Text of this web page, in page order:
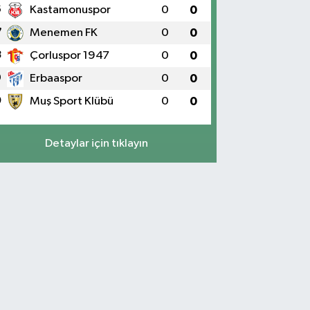
Kastamonuspor 0 0
Menemen FK 0 0
Çorluspor 1947 0 0
Erbaaspor 0 0
Muş Sport Klübü 0 0
Detaylar için tıklayın